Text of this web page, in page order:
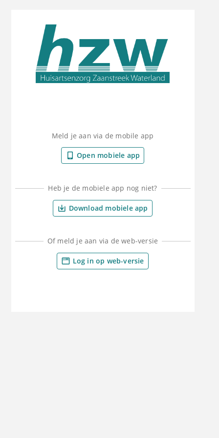
Meld je aan via de mobile app
Open mobiele app
Heb je de mobiele app nog niet?
Download mobiele app
Of meld je aan via de web-versie
Log in op web-versie